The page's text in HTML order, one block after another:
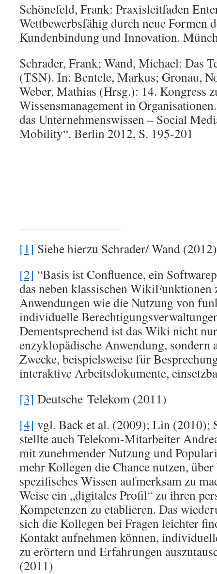
Schönefeld, Frank: Praxisleitfaden
Wettbewerbsfähig durch neue Formen
Kundenbindung und Innovation.
Schrader, Frank; Wand, Michael: Das
(TSN). In: Bentele, Markus; Gronau,
Weber, Mathias (Hrsg.): 14. Kongress
Wissensmanagement in
das Unternehmenswissen – Social
Mobility“. Berlin 2012, S. 195-201
[1] Siehe hierzu Schrader/ Wand (2012)
[2] “Basis ist Confluence, ein
das neben klassischen WikiFunktionen
Anwendungen wie die Nutzung von
individuelle
Dementsprechend ist das Wiki nicht
enzyklopädische Anwendung,
Zwecke, beispielsweise für
interaktive Arbeitsdokumente,
[3] Deutsche Telekom (2011)
[4] vgl. Back et al. (2009); Lin (2010);
stellte auch Telekom-Mitarbeiter
mit zunehmender Nutzung und
mehr Kollegen die Chance nutzen,
spezifisches Wissen aufmerksam zu
Weise ein „digitales Profil“ zu ihren
Kompetenzen zu etablieren. Das
sich die Kollegen bei Fragen leichter
Kontakt aufnehmen können,
zu erörtern und Erfahrungen
(2011)